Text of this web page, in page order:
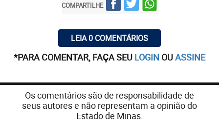
COMPARTILHE
LEIA 0 COMENTÁRIOS
*PARA COMENTAR, FAÇA SEU LOGIN OUASSINE
Os comentários são de responsabilidade de
seus autores e não representam a opinião do
Estado de Minas.